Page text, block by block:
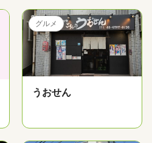
グルメ
うおせん